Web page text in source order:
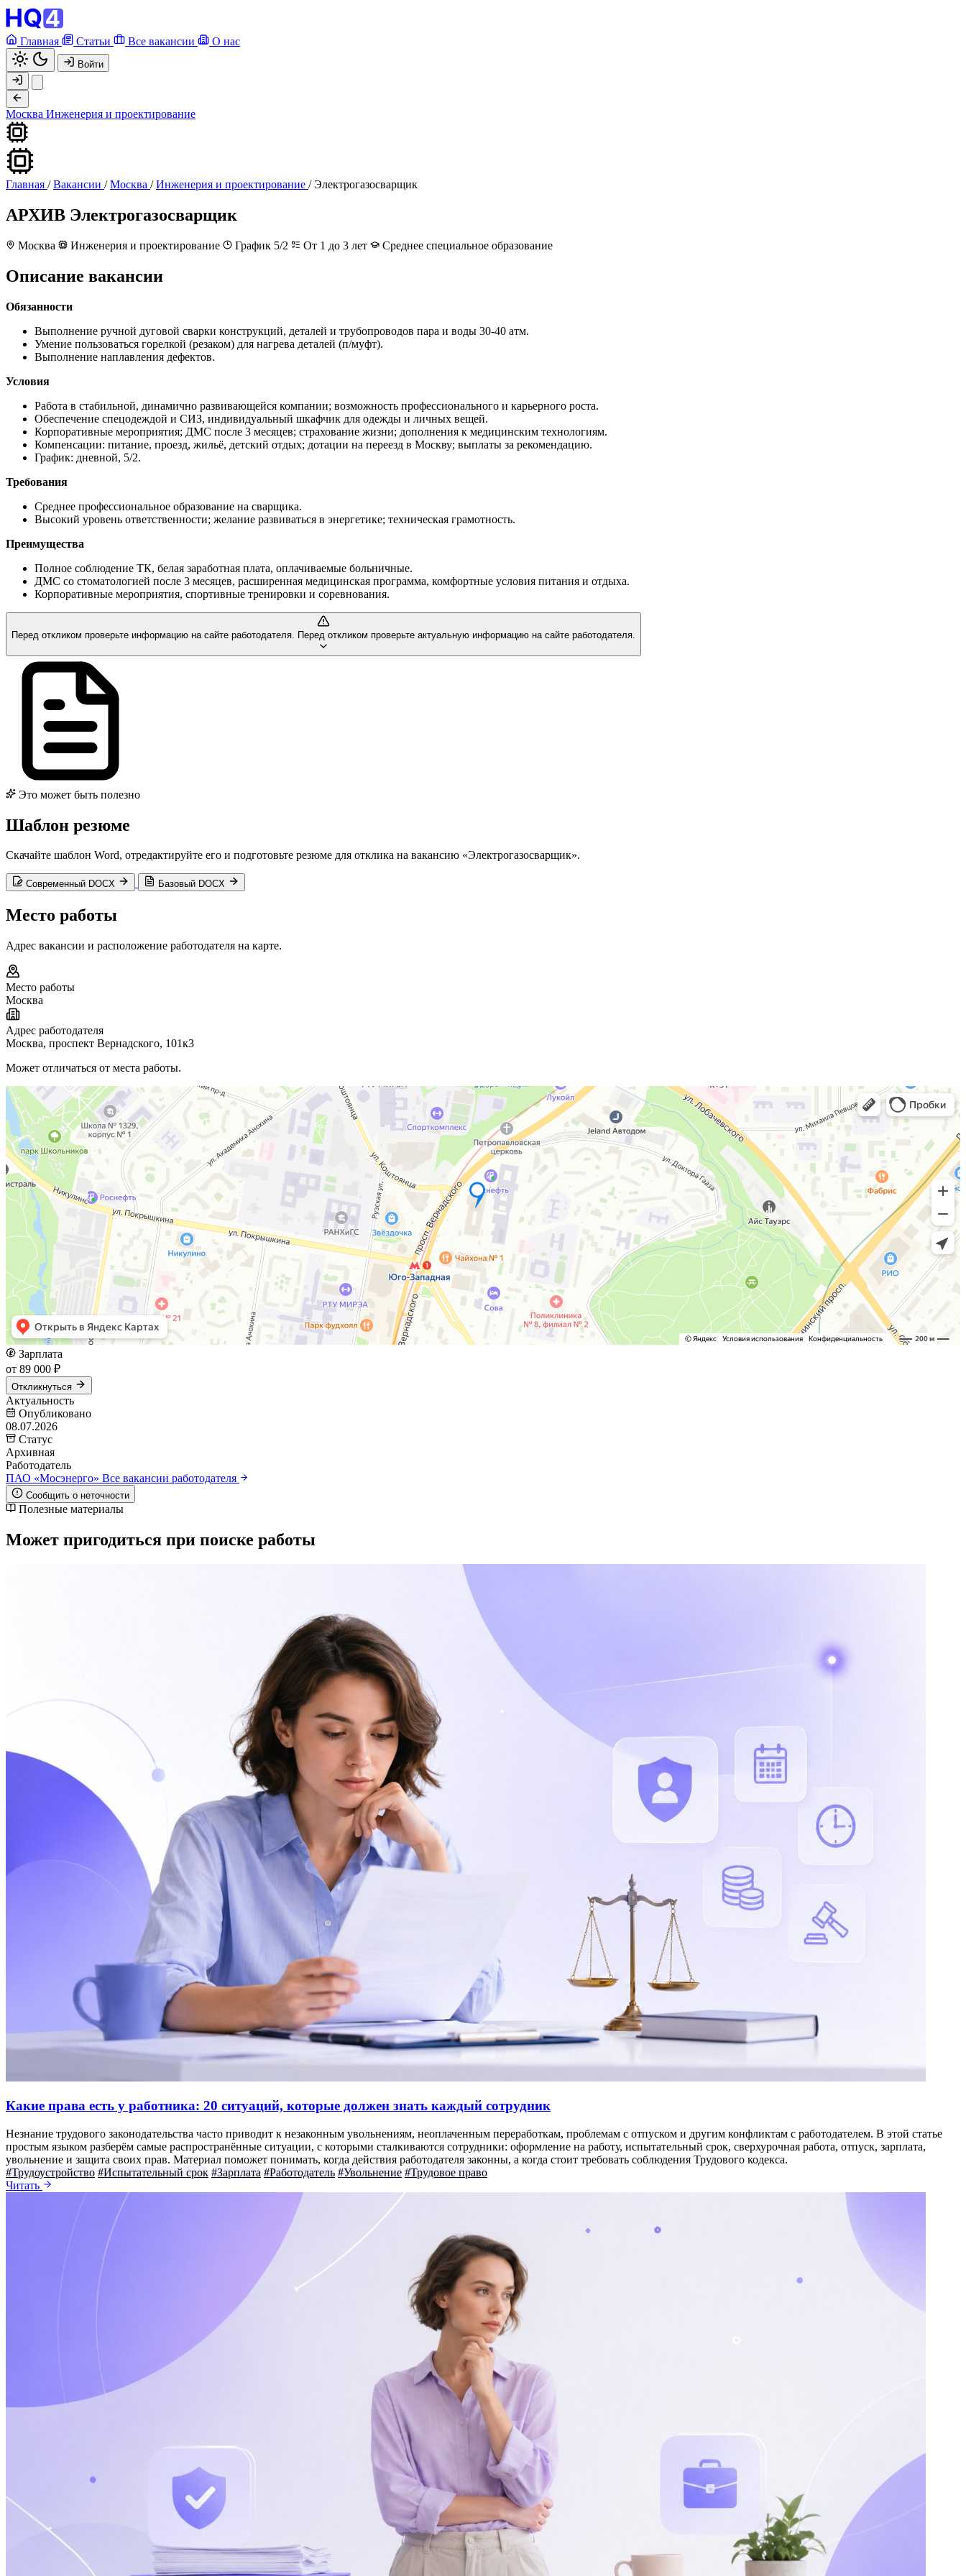
Главная Статьи Все вакансии О нас
Войти
Москва Инженерия и проектирование
Главная / Вакансии / Москва / Инженерия и проектирование / Электрогазосварщик
АРХИВ Электрогазосварщик
Москва Инженерия и проектирование График 5/2 От 1 до 3 лет Среднее специальное образование
Описание вакансии
Обязанности
Выполнение ручной дуговой сварки конструкций, деталей и трубопроводов пара и воды 30-40 атм.
Умение пользоваться горелкой (резаком) для нагрева деталей (п/муфт).
Выполнение наплавления дефектов.
Условия
Работа в стабильной, динамично развивающейся компании; возможность профессионального и карьерного роста.
Обеспечение спецодеждой и СИЗ, индивидуальный шкафчик для одежды и личных вещей.
Корпоративные мероприятия; ДМС после 3 месяцев; страхование жизни; дополнения к медицинским технологиям.
Компенсации: питание, проезд, жильё, детский отдых; дотации на переезд в Москву; выплаты за рекомендацию.
График: дневной, 5/2.
Требования
Среднее профессиональное образование на сварщика.
Высокий уровень ответственности; желание развиваться в энергетике; техническая грамотность.
Преимущества
Полное соблюдение ТК, белая заработная плата, оплачиваемые больничные.
ДМС со стоматологией после 3 месяцев, расширенная медицинская программа, комфортные условия питания и отдыха.
Корпоративные мероприятия, спортивные тренировки и соревнования.
Перед откликом проверьте информацию на сайте работодателя. Перед откликом проверьте актуальную информацию на сайте работодателя.
Это может быть полезно
Шаблон резюме
Скачайте шаблон Word, отредактируйте его и подготовьте резюме для отклика на вакансию «Электрогазосварщик».
Современный DOCX Базовый DOCX
Место работы
Адрес вакансии и расположение работодателя на карте.
Место работы
Москва
Адрес работодателя
Москва, проспект Вернадского, 101к3
Может отличаться от места работы.
Зарплата
от 89 000 ₽
Откликнуться
Актуальность
Опубликовано
08.07.2026
Статус
Архивная
Работодатель
ПАО «Мосэнерго» Все вакансии работодателя
Сообщить о неточности
Полезные материалы
Может пригодиться при поиске работы
Какие права есть у работника: 20 ситуаций, которые должен знать каждый сотрудник
Незнание трудового законодательства часто приводит к незаконным увольнениям, неоплаченным переработкам, проблемам с отпуском и другим конфликтам с работодателем. В этой статье
простым языком разберём самые распространённые ситуации, с которыми сталкиваются сотрудники: оформление на работу, испытательный срок, сверхурочная работа, отпуск, зарплата,
увольнение и защита своих прав. Материал поможет понимать, когда действия работодателя законны, а когда стоит требовать соблюдения Трудового кодекса.
#Трудоустройство #Испытательный срок #Зарплата #Работодатель #Увольнение #Трудовое право
Читать